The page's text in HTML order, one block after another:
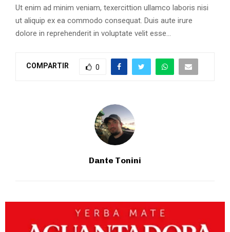
Ut enim ad minim veniam, texercittion ullamco laboris nisi
ut aliquip ex ea commodo consequat. Duis aute irure
dolore in reprehenderit in voluptate velit esse…
COMPARTIR 0
Dante Tonini